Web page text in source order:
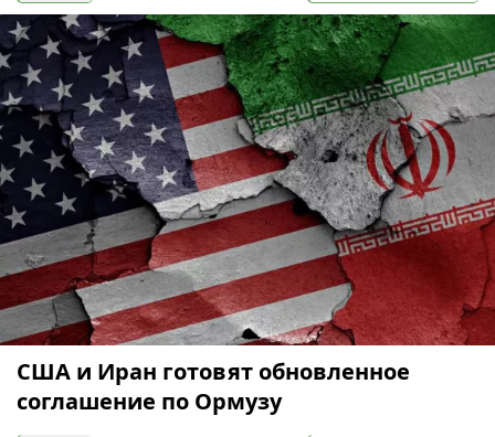
США и Иран готовят обновленное
соглашение по Ормузу